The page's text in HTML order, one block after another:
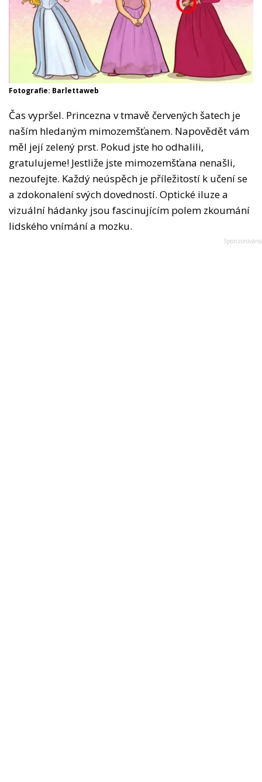
Fotografie: Barlettaweb
Čas vypršel. Princezna v tmavě červených šatech je
naším hledaným mimozemšťanem. Napovědět vám
měl její zelený prst. Pokud jste ho odhalili,
gratulujeme! Jestliže jste mimozemšťana nenašli,
nezoufejte. Každý neúspěch je příležitostí k učení se
a zdokonalení svých dovedností. Optické iluze a
vizuální hádanky jsou fascinujícím polem zkoumání
lidského vnímání a mozku.